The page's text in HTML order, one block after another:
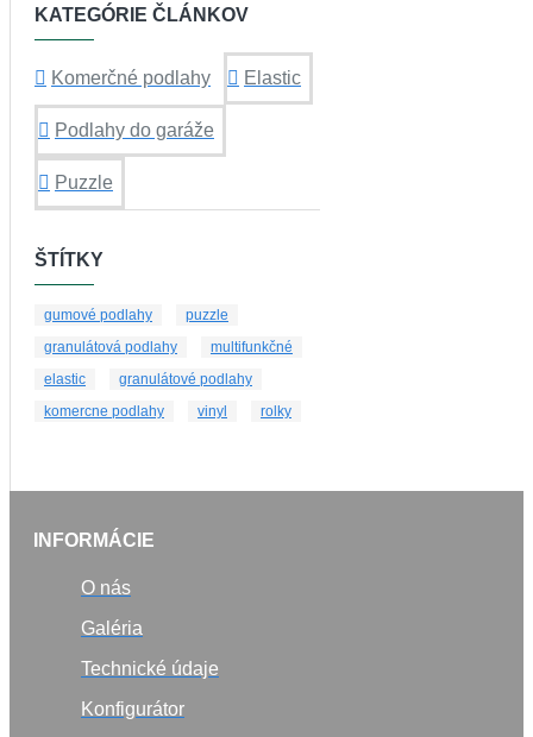
KATEGÓRIE ČLÁNKOV
Komerčné podlahy Elastic
Podlahy do garáže
Puzzle
ŠTÍTKY
gumové podlahy
puzzle
granulátová podlahy
multifunkčné
elastic
granulátové podlahy
komercne podlahy
vinyl rolky
INFORMÁCIE
O nás
Galéria
Technické údaje
Konfigurátor